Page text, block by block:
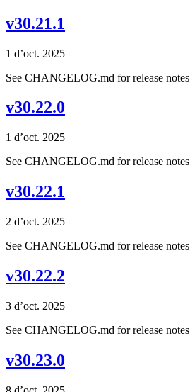
v30.21.1
1 d’oct. 2025
See CHANGELOG.md for release notes
v30.22.0
1 d’oct. 2025
See CHANGELOG.md for release notes
v30.22.1
2 d’oct. 2025
See CHANGELOG.md for release notes
v30.22.2
3 d’oct. 2025
See CHANGELOG.md for release notes
v30.23.0